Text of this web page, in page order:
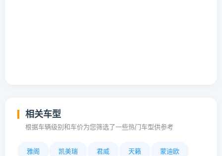
相关车型
根据车辆级别和车价为您筛选了一些热门车型供参考
雅阁 凯美瑞 君威 天籁 蒙迪欧